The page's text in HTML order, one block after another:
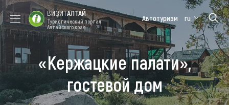
Форум VISIT
ALTAI
Цветение
маральника
Медицинский
форум
Алтайская
зимовка
Туры
ВИЗИТАЛТАЙ
Туристический портал
Алтайского края
Автотуризм ru
«Кержацкие палати»,
гостевой дом